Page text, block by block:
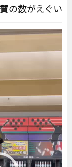
の数がえぐい